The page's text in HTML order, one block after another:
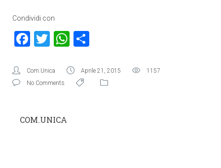
Condividi con
Facebook
TwitterWhatsApp
Com.Unica Aprile 21, 2015
1157
No Comments
COM.UNICA